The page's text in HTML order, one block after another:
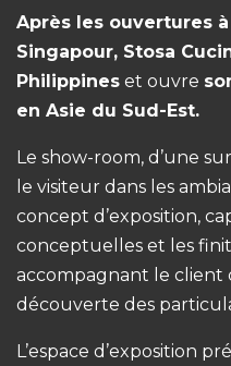
Après les ouvertures
Singapour, Stosa
Philippines et ouvre
en Asie du Sud-Est.
Le show-room, d’une
le visiteur dans les
concept d’exposition,
conceptuelles et les
accompagnant le client
découverte des
L’espace d’exposition